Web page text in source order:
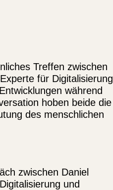
Treffen zwischen
Experte für Digitalisierung
während
hoben beide die
des menschlichen
zwischen Daniel
und